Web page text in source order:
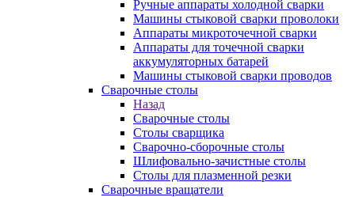
Ручные аппараты холодной сварки
Машины стыковой сварки проволоки
Аппараты микроточечной сварки
Аппараты для точечной сварки
аккумуляторных батарей
Машины стыковой сварки проводов
Сварочные столы
Назад
Сварочные столы
Столы сварщика
Сварочно-сборочные столы
Шлифовально-зачистные столы
Столы для плазменной резки
Сварочные вращатели